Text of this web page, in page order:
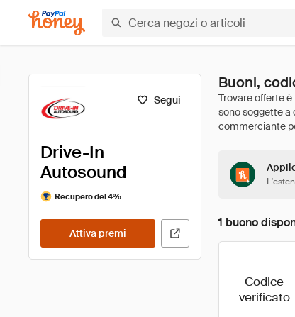
Segui
Drive-In
Autosound
Recupero del 4%
Attiva premi
Buoni,
1 buono
Codice
verificato